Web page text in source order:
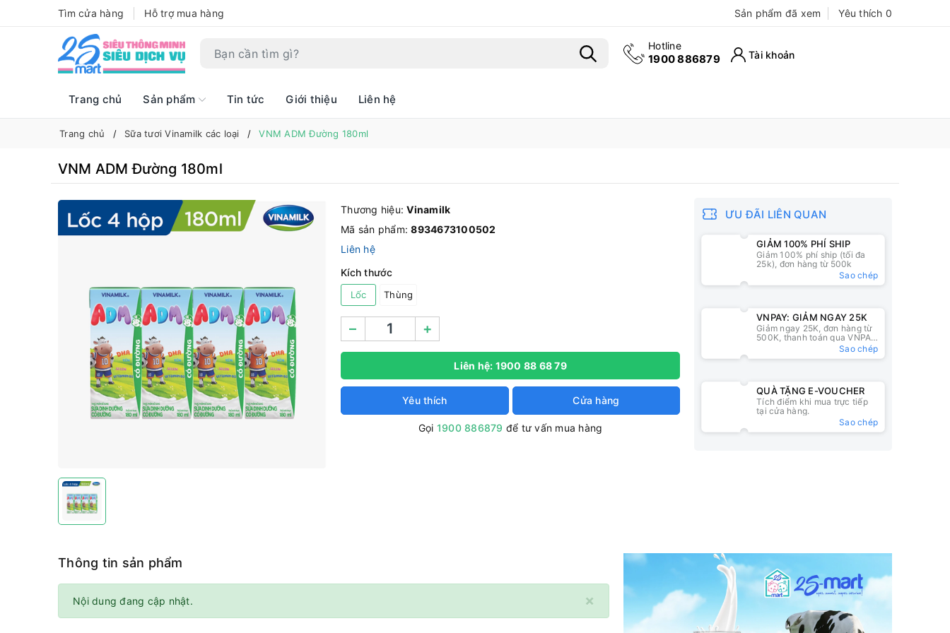
Tìm cửa hàng Hỗ trợ mua hàng Sản phẩm đã xem Yêu thích 0
Hotline
1900 886879 Tài khoản
Trang chủ Sản phẩm Tin tức Giới thiệu Liên hệ
Trang chủ Sữa tươi Vinamilk các loại VNM ADM Đường 180ml
VNM ADM Đường 180ml
Thương hiệu:Vinamilk
Mã sản phẩm:8934673100502
Liên hệ
Kích thước
Lốc Thùng
– +
Liên hệ: 1900 88 68 79
Yêu thích Cửa hàng
Gọi 1900 886879 để tư vấn mua hàng
ƯU ĐÃI LIÊN QUAN
GIẢM 100% PHÍ SHIP
Giảm 100% phí ship (tối đa
25k), đơn hàng từ 500k
Sao chép
VNPAY: GIẢM NGAY 25K
Giảm ngay 25K, đơn hàng từ
500K, thanh toán qua VNPAY
Sao chép
QUÀ TẶNG E-VOUCHER
Tích điểm khi mua trực tiếp
tại cửa hàng.
Sao chép
Thông tin sản phẩm
×
Nội dung đang cập nhật.